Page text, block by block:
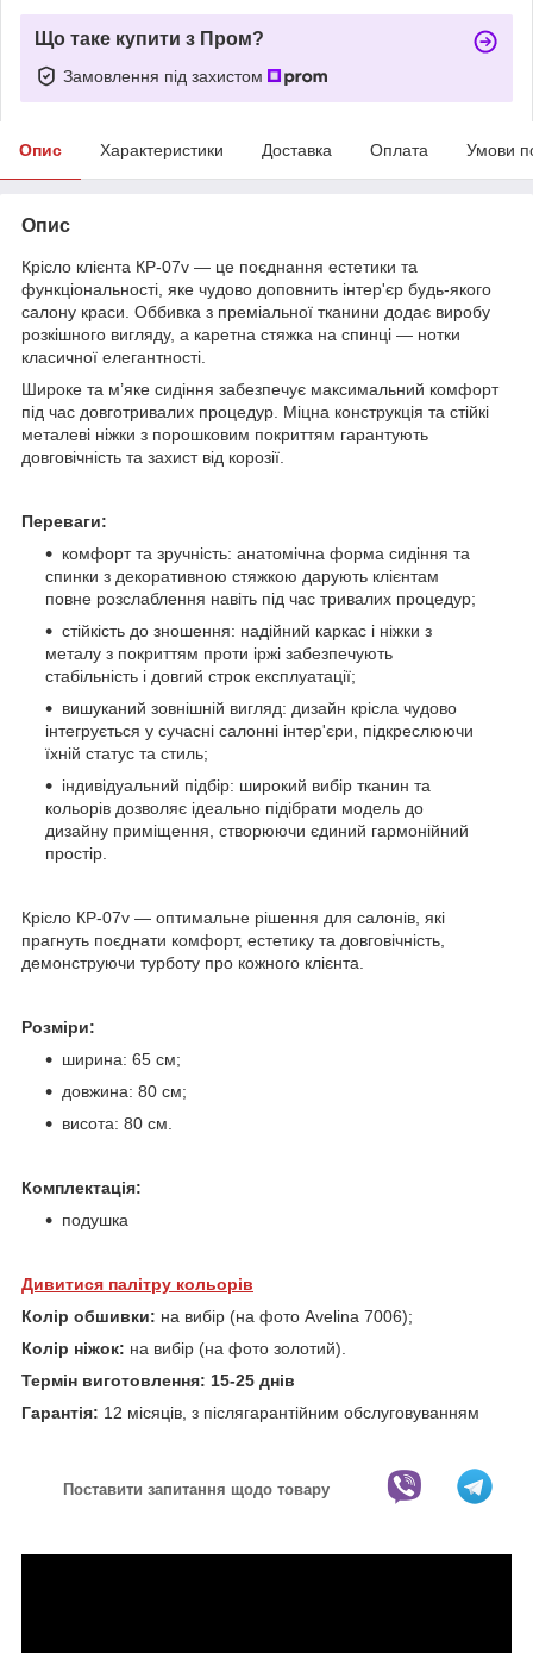
Що таке купити з Пром?
Замовлення під захистом
Опис Характеристики Доставка Оплата Умови
Опис
Крісло клієнта КР-07v — це поєднання естетики та
функціональності, яке чудово доповнить інтер'єр будь-якого
салону краси. Оббивка з преміальної тканини додає виробу
розкішного вигляду, а каретна стяжка на спинці — нотки
класичної елегантності.
Широке та м’яке сидіння забезпечує максимальний комфорт
під час довготривалих процедур. Міцна конструкція та стійкі
металеві ніжки з порошковим покриттям гарантують
довговічність та захист від корозії.
Переваги:
комфорт та зручність: анатомічна форма сидіння та
спинки з декоративною стяжкою дарують клієнтам
повне розслаблення навіть під час тривалих процедур;
стійкість до зношення: надійний каркас і ніжки з
металу з покриттям проти іржі забезпечують
стабільність і довгий строк експлуатації;
вишуканий зовнішній вигляд: дизайн крісла чудово
інтегрується у сучасні салонні інтер'єри, підкреслюючи
їхній статус та стиль;
індивідуальний підбір: широкий вибір тканин та
кольорів дозволяє ідеально підібрати модель до
дизайну приміщення, створюючи єдиний гармонійний
простір.
Крісло КР-07v — оптимальне рішення для салонів, які
прагнуть поєднати комфорт, естетику та довговічність,
демонструючи турботу про кожного клієнта.
Розміри:
ширина: 65 см;
довжина: 80 см;
висота: 80 см.
Комплектація:
подушка
Дивитися палітру кольорів
Колір обшивки: на вибір (на фото Avelina 7006);
Колір ніжок: на вибір (на фото золотий).
Термін виготовлення: 15-25 днів
Гарантія: 12 місяців, з післягарантійним обслуговуванням
Поставити запитання щодо товару